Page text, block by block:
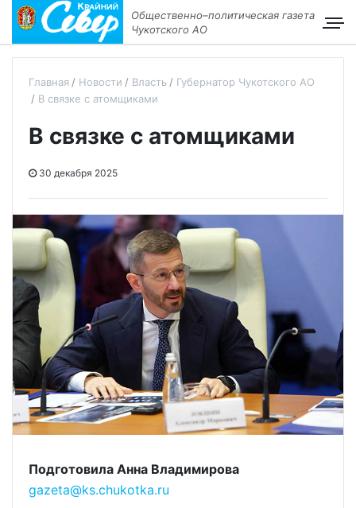
Общественно–политическая газета
Чукотского АО
Главная Новости Власть
Губернатор Чукотского АО
В связке с атомщиками
В связке с атомщиками
30 декабря 2025
Подготовила Анна Владимирова
gazeta@ks.chukotka.ru